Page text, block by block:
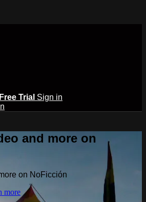
Trial Sign in
and more on
on NoFicción
more